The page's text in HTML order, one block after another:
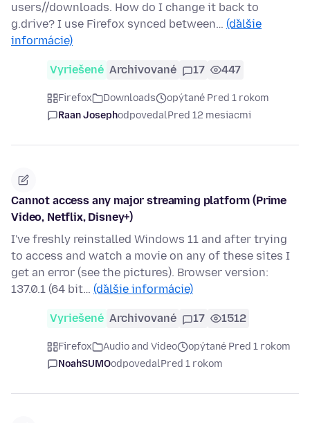
users//downloads. How do I change it back to
g.drive? I use Firefox synced between… (ďalšie
informácie)
Vyriešené Archivované 17 447
Firefox Downloads
opýtané Pred 1 rokom
Raan JosephodpovedalPred 12 mesiacmi
Cannot access any major streaming platform (Prime
Video, Netflix, Disney+)
I've freshly reinstalled Windows 11 and after trying
to access and watch a movie on any of these sites I
get an error (see the pictures). Browser version:
137.0.1 (64 bit… (ďalšie informácie)
Vyriešené Archivované 17 1512
Firefox Audio and Video
opýtané Pred 1 rokom
NoahSUMOodpovedalPred 1 rokom